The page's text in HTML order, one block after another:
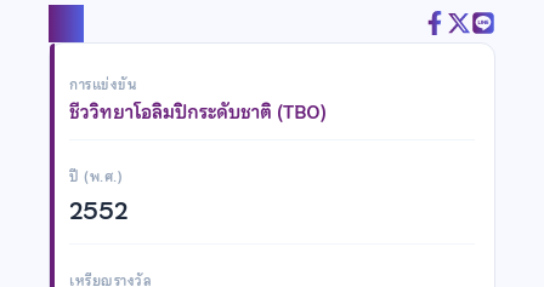
การแข่งขัน
ชีววิทยาโอลิมปิกระดับชาติ (TBO)
ปี (พ.ศ.)
2552
เหรียญรางวัล